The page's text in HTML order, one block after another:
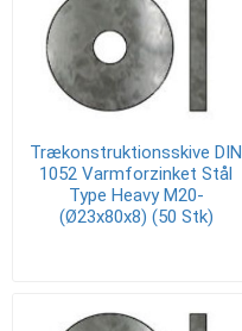
Trækonstruktionsskive DIN
1052 Varmforzinket Stål
Type Heavy M20-
(Ø23x80x8) (50 Stk)